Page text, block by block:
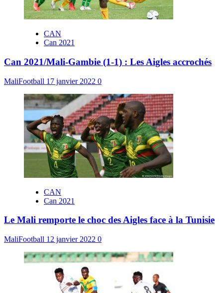
CAN
Can 2021
Can 2021/Mali-Gambie (1-1) : Les Aigles accrochés
MaliFootball 17 janvier 2022 0
CAN
Can 2021
Le Mali remporte le choc des Aigles face à la Tunisie
MaliFootball 12 janvier 2022 0